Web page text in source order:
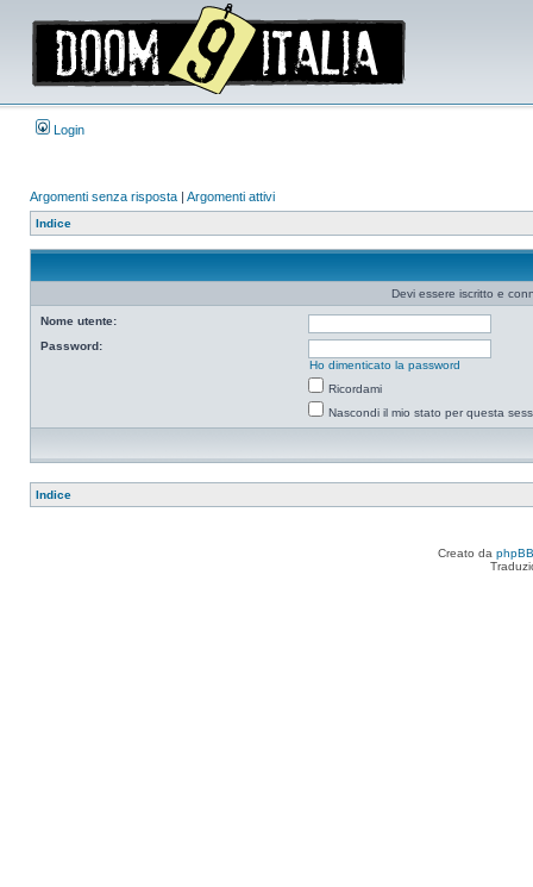
Login
Argomenti senza risposta | Argomenti attivi
Indice
Devi essere iscritto e
Nome utente:
Password:
Ho dimenticato la password
Ricordami
Nascondi il mio stato per questa
Indice
Creato da phpBB